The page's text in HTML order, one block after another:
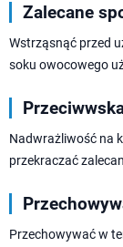
Zalecane
Wstrząsnąć przed
soku owocowego
Nadwrażliwość na
przekraczać
Przechowywać w